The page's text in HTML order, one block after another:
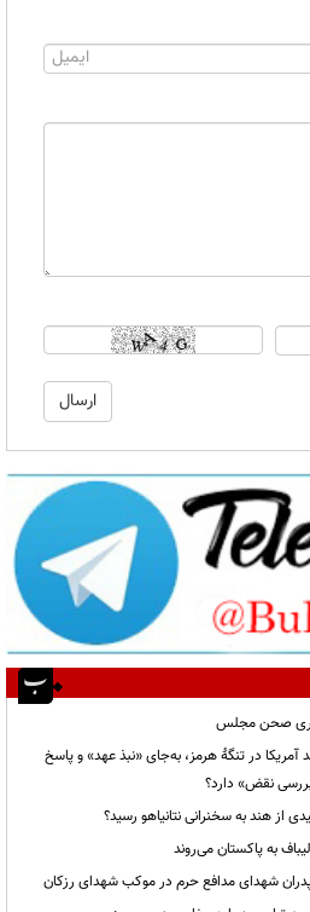
صحن مجلس
در تنگهٔ هرمز، به‌جای «نبذ عهد» و پاسخ
نقض» دارد؟
از هند به سخنرانی نتانیاهو رسید؟
به پاکستان می‌روند